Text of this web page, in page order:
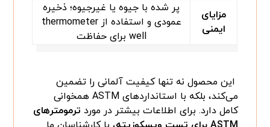
مزایای
ایمنی
پر شده با جیوه یا غیرجیوه؛ ذخیره
عمودی و استفاده از thermometer
well برای حفاظت
این محصول نه تنها کیفیت آلمانی را تضمین
می‌کند، بلکه با استانداردهای ASTM همخوانی
کامل دارد. برای اطلاعات بیشتر در مورد ترمومترهای